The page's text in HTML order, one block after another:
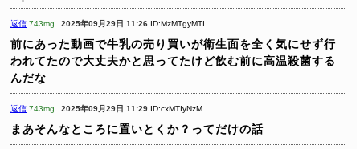
返信 743mg 2025年09月29日 11:26 ID:MzMTgyMTI
前にあった動画で牛乳の売り買いが衛生面を全く気にせず行
われてたので大丈夫かと思ってたけど飲む前に高温殺菌する
んだな
返信 743mg 2025年09月29日 11:29 ID:cxMTIyNzM
まあそんなところに置いとくか？ってだけの話